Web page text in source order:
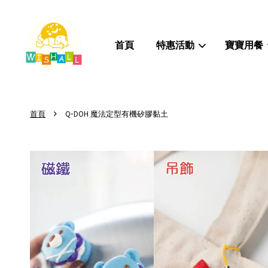
首頁 特惠活動 寶寶用餐
首頁 › Q-DOH 魔法定型有機矽膠黏土